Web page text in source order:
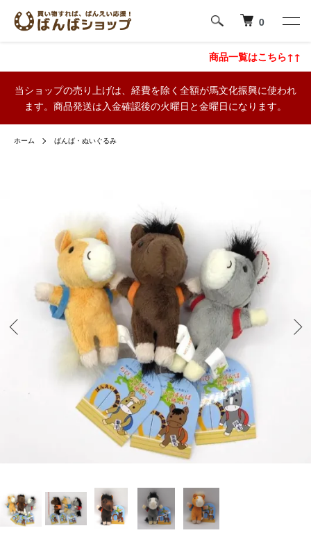
0
商品一覧はこちら↑↑
当ショップの売り上げは、経費を除く全額が馬文化振興に使われ
ます。商品発送は入金確認後の火曜日と金曜日になります。
ホーム ばんば・ぬいぐるみ